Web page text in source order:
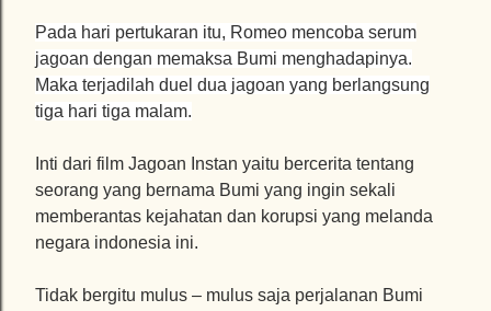
Pada hari pertukaran itu, Romeo mencoba serum
jagoan dengan memaksa Bumi menghadapinya.
Maka terjadilah duel dua jagoan yang berlangsung
tiga hari tiga malam.
Inti dari film Jagoan Instan yaitu bercerita tentang
seorang yang bernama Bumi yang ingin sekali
memberantas kejahatan dan korupsi yang melanda
negara indonesia ini.
Tidak bergitu mulus – mulus saja perjalanan Bumi